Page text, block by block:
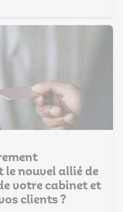
le nouvel allié de
votre cabinet et
clients ?